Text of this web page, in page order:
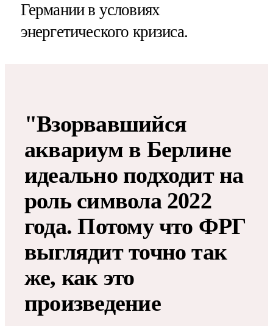
Германии в условиях
энергетического кризиса.
"Взорвавшийся
аквариум в Берлине
идеально подходит на
роль символа 2022
года. Потому что ФРГ
выглядит точно так
же, как это
произведение